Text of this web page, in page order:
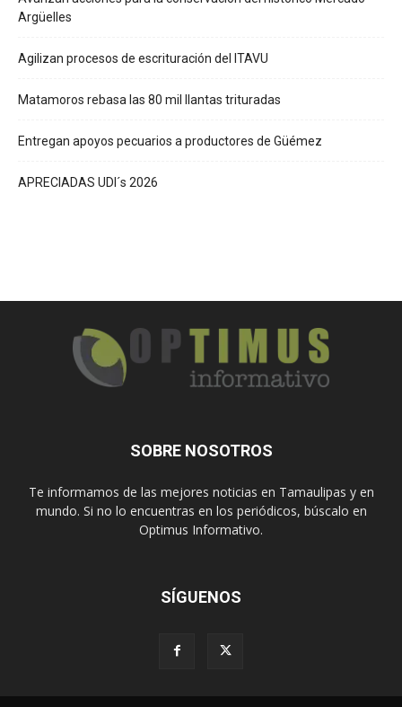
Argüelles
Agilizan procesos de escrituración del ITAVU
Matamoros rebasa las 80 mil llantas trituradas
Entregan apoyos pecuarios a productores de Güémez
APRECIADAS UDI´s 2026
SOBRE NOSOTROS
Te informamos de las mejores noticias en Tamaulipas y en
mundo. Si no lo encuentras en los periódicos, búscalo en
Optimus Informativo.
SÍGUENOS